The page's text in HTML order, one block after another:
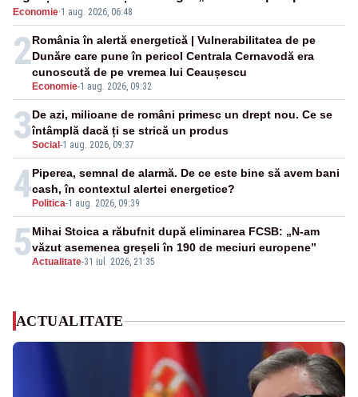
negativă
Economie·1 aug. 2026, 06:48
2
Economie-1 aug. 2026, 09:32
România în alertă energetică | Vulnerabilitatea de pe
Dunăre care pune în pericol Centrala Cernavodă era
cunoscută de pe vremea lui Ceaușescu
3Social -1 aug. 2026, 09:37
De azi, milioane de români primesc un drept nou. Ce se
întâmplă dacă ți se strică un produs
4 Politica-1 aug. 2026, 09:39
Piperea, semnal de alarmă. De ce este bine să avem bani
cash, în contextul alertei energetice?
5Actualitate-31 iul. 2026, 21:35
Mihai Stoica a răbufnit după eliminarea FCSB: „N-am
văzut asemenea greșeli în 190 de meciuri europene”
ACTUALITATE